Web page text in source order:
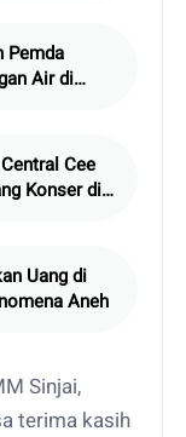
Pemda
Air di
Cee
Konser di
Uang di
Aneh
Sinjai,
terima kasih